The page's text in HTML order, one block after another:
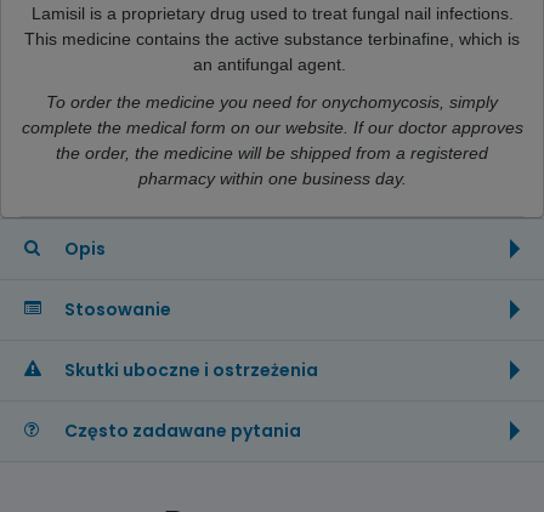
Lamisil is a proprietary drug used to treat fungal nail infections.
This medicine contains the active substance terbinafine, which is
an antifungal agent.
To order the medicine you need for onychomycosis, simply
complete the medical form on our website. If our doctor approves
the order, the medicine will be shipped from a registered
pharmacy within one business day.
Opis
Stosowanie
Skutki uboczne i ostrzeżenia
Często zadawane pytania